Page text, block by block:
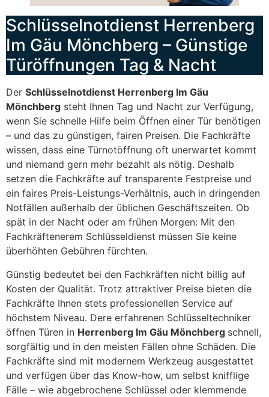
Schlüsselnotdienst Herrenberg
Im Gäu Mönchberg – Günstige
Türöffnungen Tag & Nacht
Der Schlüsselnotdienst Herrenberg Im Gäu
Mönchberg steht Ihnen Tag und Nacht zur Verfügung,
wenn Sie schnelle Hilfe beim Öffnen einer Tür benötigen
– und das zu günstigen, fairen Preisen. Die Fachkräfte
wissen, dass eine Türnotöffnung oft unerwartet kommt
und niemand gern mehr bezahlt als nötig. Deshalb
setzen die Fachkräfte auf transparente Festpreise und
ein faires Preis-Leistungs-Verhältnis, auch in dringenden
Notfällen außerhalb der üblichen Geschäftszeiten. Ob
spät in der Nacht oder am frühen Morgen: Mit den
Fachkräftenerem Schlüsseldienst müssen Sie keine
überhöhten Gebühren fürchten.
Günstig bedeutet bei den Fachkräften nicht billig auf
Kosten der Qualität. Trotz attraktiver Preise bieten die
Fachkräfte Ihnen stets professionellen Service auf
höchstem Niveau. Dere erfahrenen Schlüsseltechniker
öffnen Türen in Herrenberg Im Gäu Mönchberg schnell,
sorgfältig und in den meisten Fällen ohne Schäden. Die
Fachkräfte sind mit modernem Werkzeug ausgestattet
und verfügen über das Know-how, um selbst knifflige
Fälle – wie abgebrochene Schlüssel oder klemmende